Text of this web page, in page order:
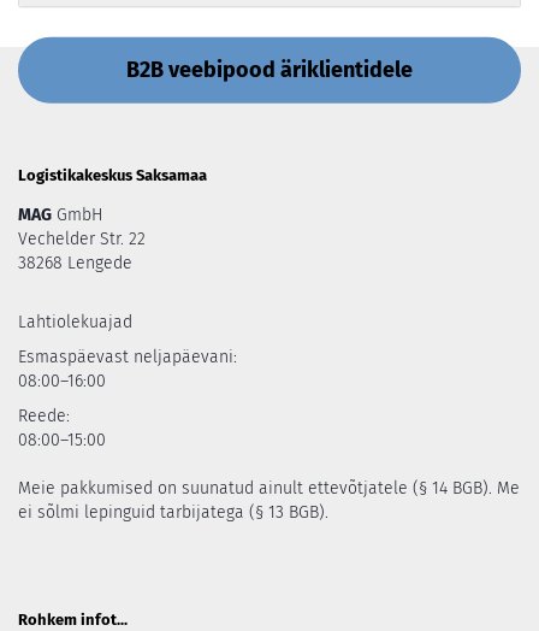
B2B veebipood äriklientidele
Logistikakeskus Saksamaa
MAG GmbH
Vechelder Str. 22
38268 Lengede
Lahtiolekuajad
Esmaspäevast neljapäevani:
08:00–16:00
Reede:
08:00–15:00
Meie pakkumised on suunatud ainult ettevõtjatele (§ 14 BGB). Me
ei sõlmi lepinguid tarbijatega (§ 13 BGB).
Rohkem infot...